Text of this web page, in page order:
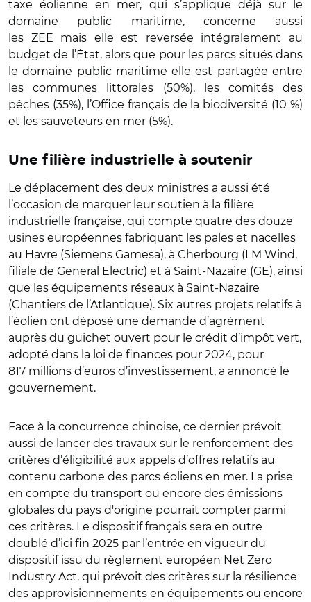
taxe éolienne en mer, qui s’applique déjà sur le
domaine public maritime, concerne aussi
les ZEE mais elle est reversée intégralement au
budget de l’État, alors que pour les parcs situés dans
le domaine public maritime elle est partagée entre
les communes littorales (50%), les comités des
pêches (35%), l’Office français de la biodiversité (10 %)
et les sauveteurs en mer (5%).
Une filière industrielle à soutenir
Le déplacement des deux ministres a aussi été
l’occasion de marquer leur soutien à la filière
industrielle française, qui compte quatre des douze
usines européennes fabriquant les pales et nacelles
au Havre (Siemens Gamesa), à Cherbourg (LM Wind,
filiale de General Electric) et à Saint-Nazaire (GE), ainsi
que les équipements réseaux à Saint-Nazaire
(Chantiers de l’Atlantique). Six autres projets relatifs à
l’éolien ont déposé une demande d’agrément
auprès du guichet ouvert pour le crédit d’impôt vert,
adopté dans la loi de finances pour 2024, pour
817 millions d’euros d’investissement, a annoncé le
gouvernement.
Face à la concurrence chinoise, ce dernier prévoit
aussi de lancer des travaux sur le renforcement des
critères d’éligibilité aux appels d’offres relatifs au
contenu carbone des parcs éoliens en mer. La prise
en compte du transport ou encore des émissions
globales du pays d'origine pourrait compter parmi
ces critères. Le dispositif français sera en outre
doublé d’ici fin 2025 par l’entrée en vigueur du
dispositif issu du règlement européen Net Zero
Industry Act, qui prévoit des critères sur la résilience
des approvisionnements en équipements ou encore